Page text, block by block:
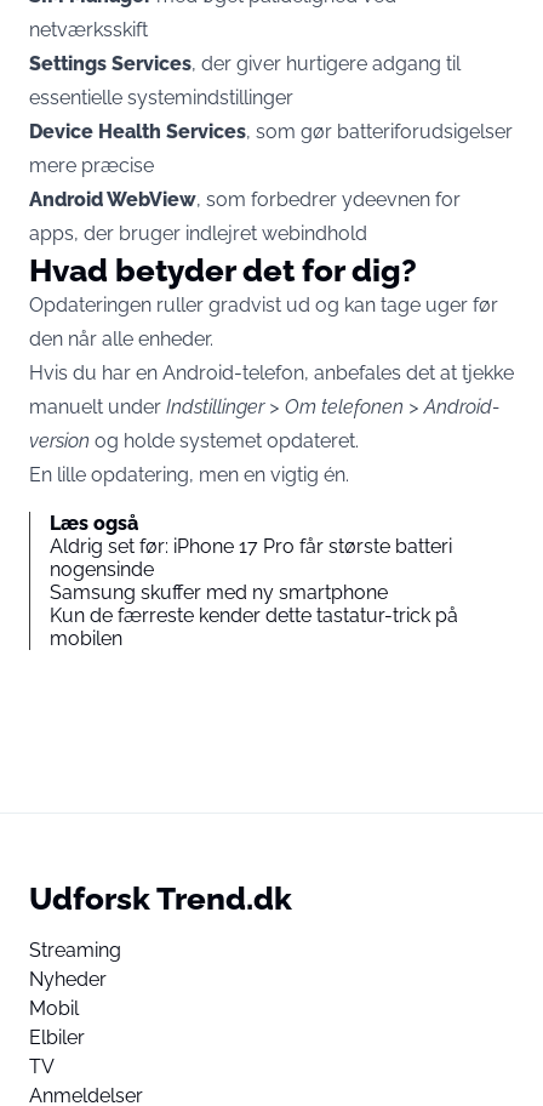
netværksskift
Settings Services, der giver hurtigere adgang til
essentielle systemindstillinger
Device Health Services, som gør batteriforudsigelser
mere præcise
Android WebView, som forbedrer ydeevnen for
apps, der bruger indlejret webindhold
Hvad betyder det for dig?
Opdateringen ruller gradvist ud og kan tage uger før
den når alle enheder.
Hvis du har en Android-telefon, anbefales det at tjekke
manuelt under Indstillinger > Om telefonen > Android-
version og holde systemet opdateret.
En lille opdatering, men en vigtig én.
Læs også
Aldrig set før: iPhone 17 Pro får største batteri
nogensinde
Samsung skuffer med ny smartphone
Kun de færreste kender dette tastatur-trick på
mobilen
Udforsk Trend.dk
Streaming
Nyheder
Mobil
Elbiler
TV
Anmeldelser